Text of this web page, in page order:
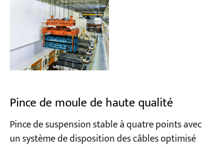
Pince de moule de haute qualité
Pince de suspension stable à quatre points avec
un système de disposition des câbles optimisé